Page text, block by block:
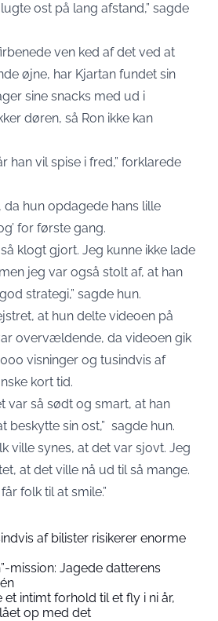
ost på lang afstand,” sagde
ven ked af det ved at
øjne, har Kjartan fundet sin
sine snacks med ud i
døren, så Ron ikke kan
han vil spise i fred,” forklarede
hun opdagede hans lille
for første gang.
klogt gjort. Jeg kunne ikke lade
jeg var også stolt af, at han
strategi,” sagde hun.
at hun delte videoen på
overvældende, da videoen gik
visninger og tusindvis af
kort tid.
var så sødt og smart, at han
beskytte sin ost,” sagde hun.
ville synes, at det var sjovt. Jeg
at det ville nå ud til så mange.
folk til at smile.”
af bilister risikerer enorme
mission: Jagede datterens
et intimt forhold til et fly i ni år,
op med det